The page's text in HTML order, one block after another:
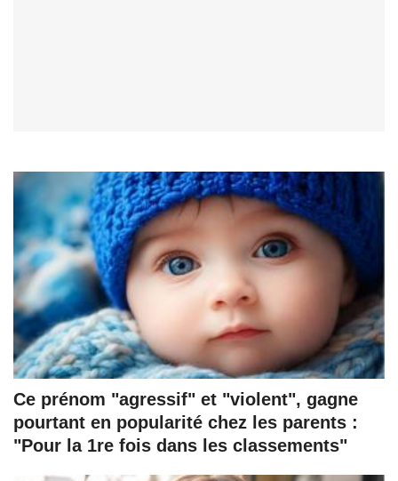
Ce prénom "agressif" et "violent", gagne
pourtant en popularité chez les parents :
"Pour la 1re fois dans les classements"